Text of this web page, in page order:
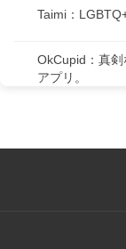
Taimi：
OkCupid：真
アプリ。